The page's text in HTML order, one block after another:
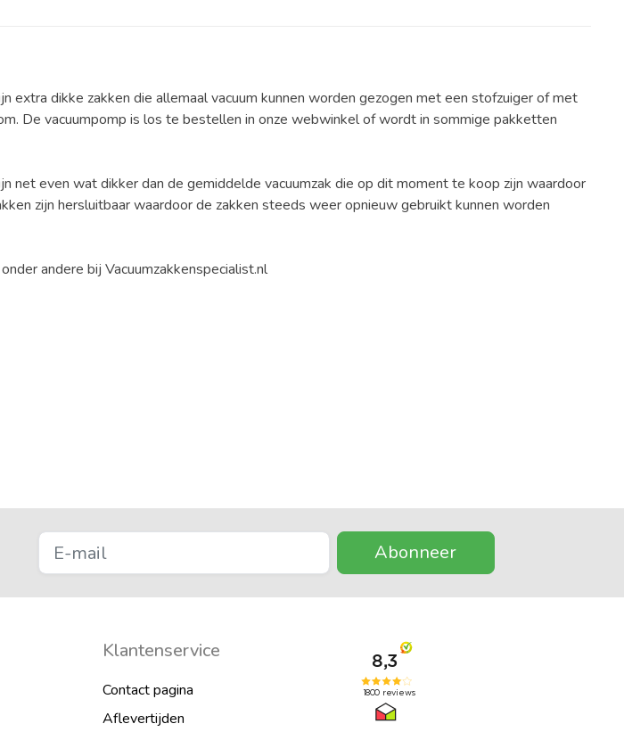
extra dikke zakken die allemaal vacuum kunnen worden gezogen met een stofzuiger of met
De vacuumpomp is los te bestellen in onze webwinkel of wordt in sommige pakketten
net even wat dikker dan de gemiddelde vacuumzak die op dit moment te koop zijn waardoor
zijn hersluitbaar waardoor de zakken steeds weer opnieuw gebruikt kunnen worden
andere bij Vacuumzakkenspecialist.nl
Abonneer
Klantenservice
Contact pagina
Aflevertijden